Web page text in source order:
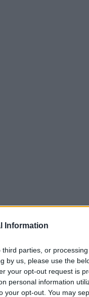
Information
parties, or
by us, please use the
your opt-out request is
personal information
your opt-out. You may
άσφαλτο…”